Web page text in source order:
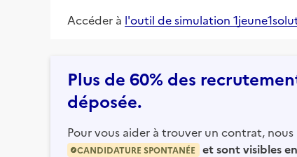
Accéder à l'outil de simulation
Plus de 60% des
déposée.
Pour vous aider à trouver un contrat,
CANDIDATURE SPONTANÉE
et sont visibles